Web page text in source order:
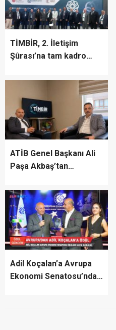
TİMBİR, 2. İletişim
Şûrası’na tam kadro
ATİB Genel Başkanı Ali
Paşa Akbaş’tan
Adil Koçalan’a Avrupa
Ekonomi Senatosu’ndan